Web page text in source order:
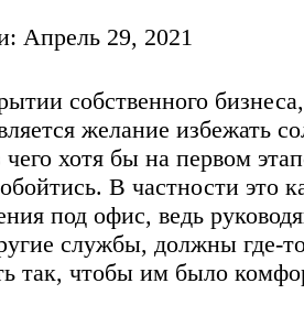
Апрель 29, 2021
собственного
желание избежать
чего хотя бы на первом
В частности это
под офис, ведь
службы, должны где-
так, чтобы им было